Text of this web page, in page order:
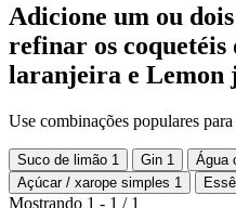
Adicione um ou
refinar os coquetéis
laranjeira e Lemon
Use combinações populares
Suco de limão 1 Gin 1 Água
Açúcar / xarope simples 1
Mostrando 1 - 1 / 1